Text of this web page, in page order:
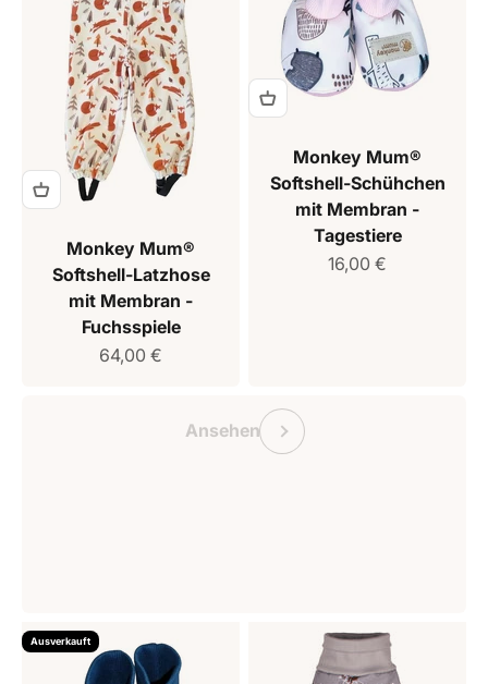
Monkey Mum®
Softshell-Latzhose
mit Membran -
Fuchsspiele
Verkaufspreis
64,00 €
Monkey Mum®
Softshell-Schühchen
mit Membran -
Tagestiere
Verkaufspreis
16,00 €
AnsehenVorherige
Ausverkauft